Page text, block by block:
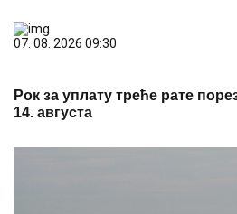
07. 08. 2026 09:30
Рок за уплату треће рате
14. августа